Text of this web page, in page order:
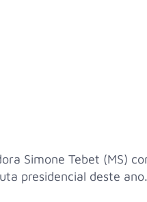
Simone Tebet (MS)
presidencial deste ano.